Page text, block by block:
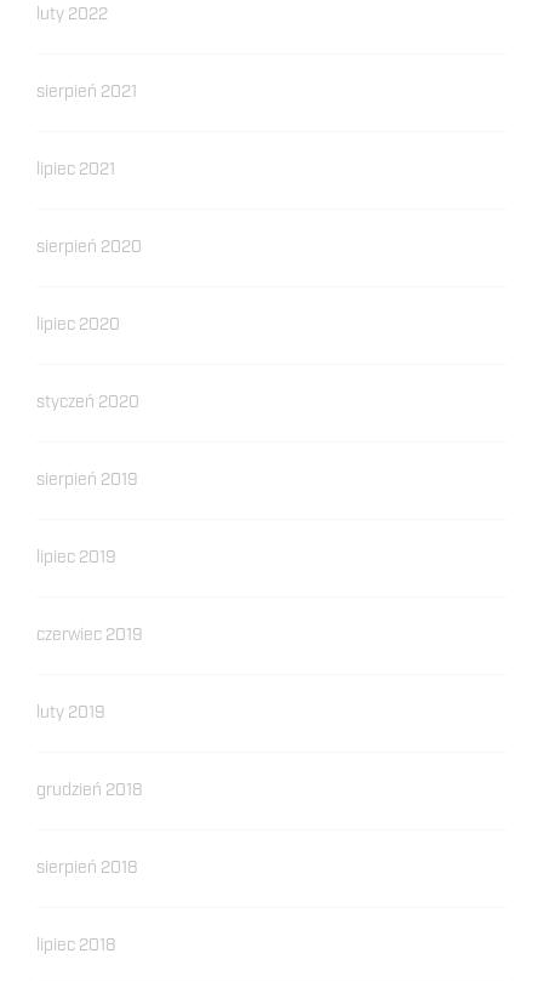
luty 2022
sierpień 2021
lipiec 2021
sierpień 2020
lipiec 2020
styczeń 2020
sierpień 2019
lipiec 2019
czerwiec 2019
luty 2019
grudzień 2018
sierpień 2018
lipiec 2018